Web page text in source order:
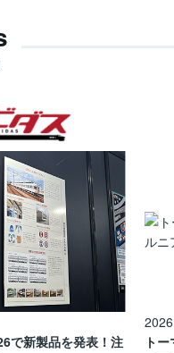
で新製品を発表！注
ト